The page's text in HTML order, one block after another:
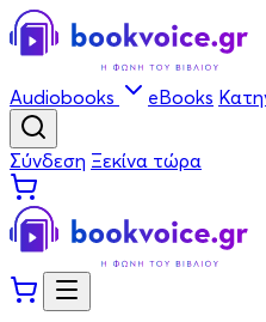
Audiobooks eBooks
Σύνδεση Ξεκίνα τώρα